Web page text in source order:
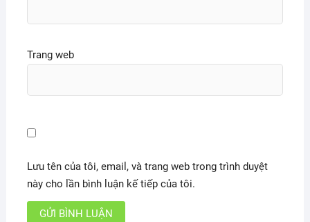
Trang web
Lưu tên của tôi, email, và trang web trong trình duyệt
này cho lần bình luận kế tiếp của tôi.